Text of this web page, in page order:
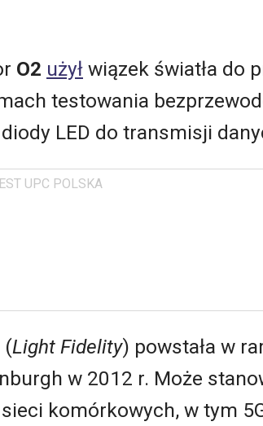
O2 użył wiązek światła do
testowania
LED do transmisji
UPC POLSKA
(Light Fidelity) powstała w
w 2012 r. Może
komórkowych, w tym